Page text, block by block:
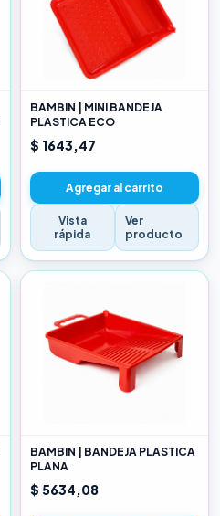
BAMBIN | MINI BANDEJA
PLASTICA ECO
$ 1643,47
Agregar al carrito
Vista
rápida
Ver
producto
BAMBIN | BANDEJA PLASTICA
PLANA
$ 5634,08